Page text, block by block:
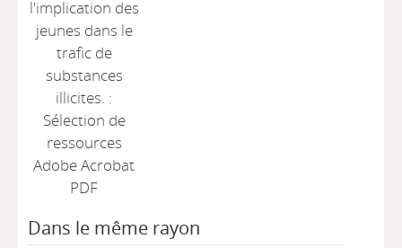
l'implication des
jeunes dans le
trafic de
substances
illicites. :
Sélection de
ressources
Adobe Acrobat
PDF
Dans le même rayon